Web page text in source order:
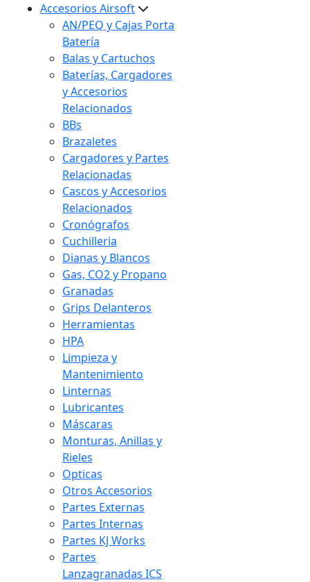
Accesorios Airsoft
AN/PEQ y Cajas Porta
Batería
Balas y Cartuchos
Baterías, Cargadores
y Accesorios
Relacionados
BBs
Brazaletes
Cargadores y Partes
Relacionadas
Cascos y Accesorios
Relacionados
Cronógrafos
Cuchilleria
Dianas y Blancos
Gas, CO2 y Propano
Granadas
Grips Delanteros
Herramientas
HPA
Limpieza y
Mantenimiento
Linternas
Lubricantes
Máscaras
Monturas, Anillas y
Rieles
Opticas
Otros Accesorios
Partes Externas
Partes Internas
Partes KJ Works
Partes
Lanzagranadas ICS